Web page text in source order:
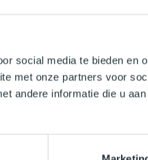
social media te bieden en
met onze partners voor
andere informatie die u
NATUURLIJKLICHT.NL
Pvc dakopstand -
60x120
Op voorraad